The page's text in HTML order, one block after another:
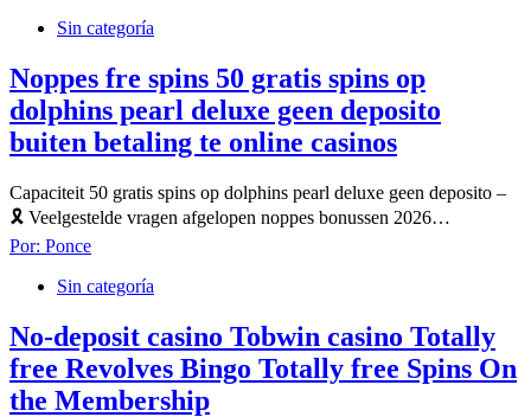
Sin categoría
Noppes fre spins 50 gratis spins op
dolphins pearl deluxe geen deposito
buiten betaling te online casinos
Capaciteit 50 gratis spins op dolphins pearl deluxe geen deposito –
🎗 Veelgestelde vragen afgelopen noppes bonussen 2026…
Por: Ponce
Sin categoría
No-deposit casino Tobwin casino Totally
free Revolves Bingo Totally free Spins On
the Membership